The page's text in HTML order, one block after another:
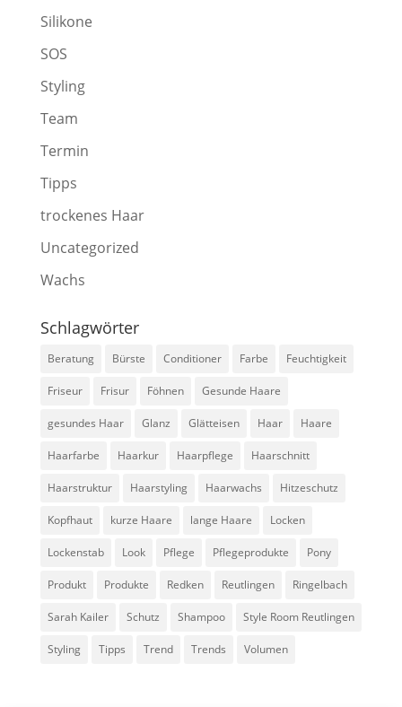
Silikone
SOS
Styling
Team
Termin
Tipps
trockenes Haar
Uncategorized
Wachs
Schlagwörter
Beratung Bürste Conditioner Farbe Feuchtigkeit
Friseur Frisur Föhnen Gesunde Haare
gesundes Haar Glanz Glätteisen Haar Haare
Haarfarbe Haarkur Haarpflege Haarschnitt
Haarstruktur Haarstyling Haarwachs Hitzeschutz
Kopfhaut kurze Haare lange Haare Locken
Lockenstab Look Pflege Pflegeprodukte Pony
Produkt Produkte Redken Reutlingen Ringelbach
Sarah Kailer Schutz Shampoo Style Room Reutlingen
Styling Tipps Trend Trends Volumen